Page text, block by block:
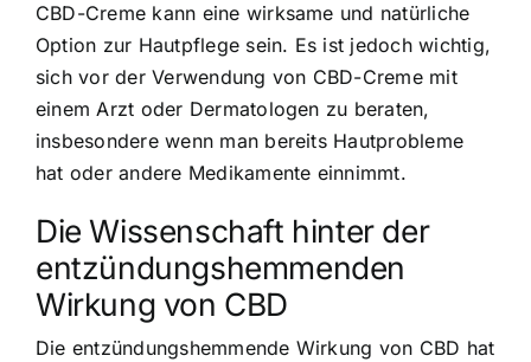
CBD-Creme kann eine wirksame und natürliche
Option zur Hautpflege sein. Es ist jedoch wichtig,
sich vor der Verwendung von CBD-Creme mit
einem Arzt oder Dermatologen zu beraten,
insbesondere wenn man bereits Hautprobleme
hat oder andere Medikamente einnimmt.
Die Wissenschaft hinter der
entzündungshemmenden
Wirkung von CBD
Die entzündungshemmende Wirkung von CBD hat